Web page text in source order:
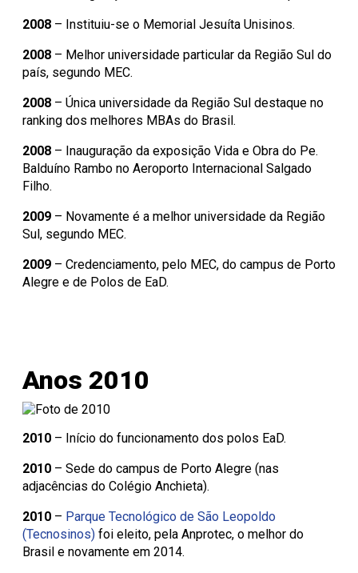
2008 – Instituiu-se o Memorial Jesuíta Unisinos.
2008 – Melhor universidade particular da Região Sul do
país, segundo MEC.
2008 – Única universidade da Região Sul destaque no
ranking dos melhores MBAs do Brasil.
2008 – Inauguração da exposição Vida e Obra do Pe.
Balduíno Rambo no Aeroporto Internacional Salgado
Filho.
2009 – Novamente é a melhor universidade da Região
Sul, segundo MEC.
2009 – Credenciamento, pelo MEC, do campus de Porto
Alegre e de Polos de EaD.
Anos 2010
2010 – Início do funcionamento dos polos EaD.
2010 – Sede do campus de Porto Alegre (nas
adjacências do Colégio Anchieta).
2010 – Parque Tecnológico de São Leopoldo
(Tecnosinos) foi eleito, pela Anprotec, o melhor do
Brasil e novamente em 2014.